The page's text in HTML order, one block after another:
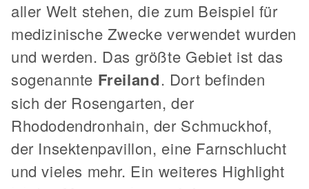
aller Welt stehen, die zum Beispiel für
medizinische Zwecke verwendet wurden
und werden. Das größte Gebiet ist das
sogenannte Freiland. Dort befinden
sich der Rosengarten, der
Rhododendronhain, der Schmuckhof,
der Insektenpavillon, eine Farnschlucht
und vieles mehr. Ein weiteres Highlight